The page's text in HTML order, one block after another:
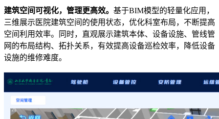
建筑空间可视化，管理更高效。 基于BIM模型的轻量化应用，
三维展示医院建筑空间的使用状态，优化科室布局，不断提高
空间利用效率。同时，直观展示建筑本体、设备设施、管线管
网的布局结构、拓扑关系，有效提高设备巡检效率，降低设备
设施的维修难度。